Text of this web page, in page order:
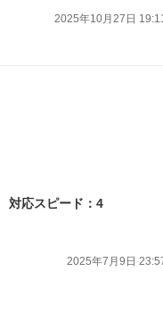
2025年10月27日
対応スピード：4
2025年7月9日